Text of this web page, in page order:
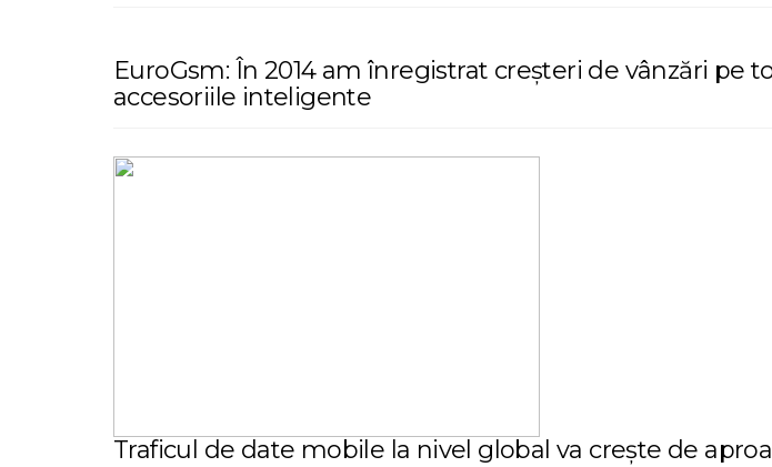
EuroGsm: În 2014 am înregistrat creșteri de vânzări
accesoriile inteligente
Traficul de date mobile la nivel global va crește de